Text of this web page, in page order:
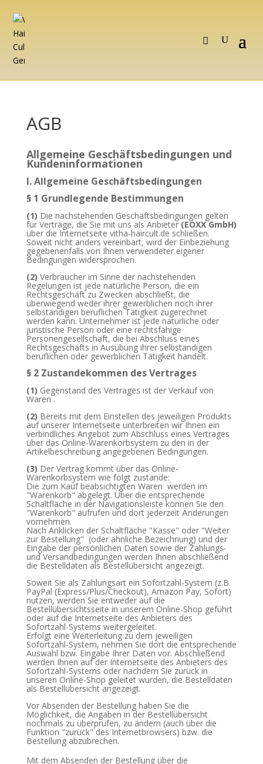
AGB
Allgemeine Geschäftsbedingungen und
Kundeninformationen
I. Allgemeine Geschäftsbedingungen
§ 1 Grundlegende Bestimmungen
(1) Die nachstehenden Geschäftsbedingungen gelten
für Verträge, die Sie mit uns als Anbieter (EOXX GmbH)
über die Internetseite vitha-haircult.de schließen.
Soweit nicht anders vereinbart, wird der Einbeziehung
gegebenenfalls von Ihnen verwendeter eigener
Bedingungen widersprochen.
(2) Verbraucher im Sinne der nachstehenden
Regelungen ist jede natürliche Person, die ein
Rechtsgeschäft zu Zwecken abschließt, die
überwiegend weder ihrer gewerblichen noch ihrer
selbständigen beruflichen Tätigkeit zugerechnet
werden kann. Unternehmer ist jede natürliche oder
juristische Person oder eine rechtsfähige
Personengesellschaft, die bei Abschluss eines
Rechtsgeschäfts in Ausübung ihrer selbständigen
beruflichen oder gewerblichen Tätigkeit handelt.
§ 2 Zustandekommen des Vertrages
(1) Gegenstand des Vertrages ist der Verkauf von
Waren .
(2) Bereits mit dem Einstellen des jeweiligen Produkts
auf unserer Internetseite unterbreiten wir Ihnen ein
verbindliches Angebot zum Abschluss eines Vertrages
über das Online-Warenkorbsystem zu den in der
Artikelbeschreibung angegebenen Bedingungen.
(3) Der Vertrag kommt über das Online-
Warenkorbsystem wie folgt zustande:
Die zum Kauf beabsichtigten Waren werden im
"Warenkorb" abgelegt. Über die entsprechende
Schaltfläche in der Navigationsleiste können Sie den
"Warenkorb" aufrufen und dort jederzeit Änderungen
vornehmen.
Nach Anklicken der Schaltfläche "Kasse" oder "Weiter
zur Bestellung" (oder ähnliche Bezeichnung) und der
Eingabe der persönlichen Daten sowie der Zahlungs-
und Versandbedingungen werden Ihnen abschließend
die Bestelldaten als Bestellübersicht angezeigt.
Soweit Sie als Zahlungsart ein Sofortzahl-System (z.B.
PayPal (Express/Plus/Checkout), Amazon Pay, Sofort)
nutzen, werden Sie entweder auf die
Bestellübersichtsseite in unserem Online-Shop geführt
oder auf die Internetseite des Anbieters des
Sofortzahl-Systems weitergeleitet.
Erfolgt eine Weiterleitung zu dem jeweiligen
Sofortzahl-System, nehmen Sie dort die entsprechende
Auswahl bzw. Eingabe Ihrer Daten vor. Abschließend
werden Ihnen auf der Internetseite des Anbieters des
Sofortzahl-Systems oder nachdem Sie zurück in
unseren Online-Shop geleitet wurden, die Bestelldaten
als Bestellübersicht angezeigt.
Vor Absenden der Bestellung haben Sie die
Möglichkeit, die Angaben in der Bestellübersicht
nochmals zu überprüfen, zu ändern (auch über die
Funktion "zurück" des Internetbrowsers) bzw. die
Bestellung abzubrechen.
Mit dem Absenden der Bestellung über die